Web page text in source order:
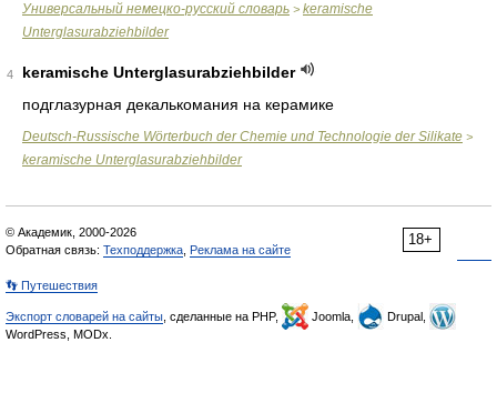
Универсальный немецко-русский словарь > keramische
Unterglasurabziehbilder
4
keramische Unterglasurabziehbilder
подглазурная декалькомания на керамике
Deutsch-Russische Wörterbuch der Chemie und Technologie der Silikate >
keramische Unterglasurabziehbilder
18+
© Академик, 2000-2026
Обратная связь: Техподдержка Реклама на сайте
👣 Путешествия
Экспорт словарей на сайты , сделанные на PHP, Joomla,
Drupal,
WordPress, MODx.